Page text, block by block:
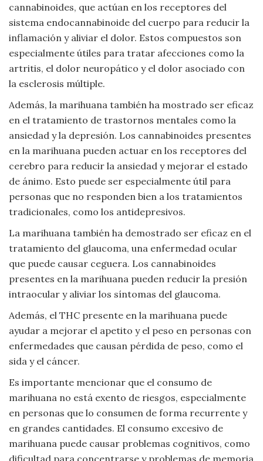
cannabinoides, que actúan en los receptores del
sistema endocannabinoide del cuerpo para reducir la
inflamación y aliviar el dolor. Estos compuestos son
especialmente útiles para tratar afecciones como la
artritis, el dolor neuropático y el dolor asociado con
la esclerosis múltiple.
Además, la marihuana también ha mostrado ser eficaz
en el tratamiento de trastornos mentales como la
ansiedad y la depresión. Los cannabinoides presentes
en la marihuana pueden actuar en los receptores del
cerebro para reducir la ansiedad y mejorar el estado
de ánimo. Esto puede ser especialmente útil para
personas que no responden bien a los tratamientos
tradicionales, como los antidepresivos.
La marihuana también ha demostrado ser eficaz en el
tratamiento del glaucoma, una enfermedad ocular
que puede causar ceguera. Los cannabinoides
presentes en la marihuana pueden reducir la presión
intraocular y aliviar los síntomas del glaucoma.
Además, el THC presente en la marihuana puede
ayudar a mejorar el apetito y el peso en personas con
enfermedades que causan pérdida de peso, como el
sida y el cáncer.
Es importante mencionar que el consumo de
marihuana no está exento de riesgos, especialmente
en personas que lo consumen de forma recurrente y
en grandes cantidades. El consumo excesivo de
marihuana puede causar problemas cognitivos, como
dificultad para concentrarse y problemas de memoria